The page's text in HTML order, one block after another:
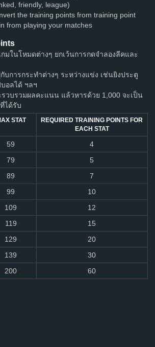
friendly, league)
the training points from training point
from playing your matches
มในโหมดต่างๆ ยกเว้นการกดจำลองลีคและ
การกระทำต่างๆ ระหว่างแข่ง เช่นยิงประตู
อลได้ ฯลฯ
วบรวมผลคะแนน แล้วหารด้วย 1,000 จะเป็น
ได้รับ
STAT
REQUIRED TRAINING POINTS FOR
EACH STAT
59
4
79
5
89
7
99
10
109
12
119
15
129
20
139
30
200 60